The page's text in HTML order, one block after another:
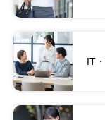
IT